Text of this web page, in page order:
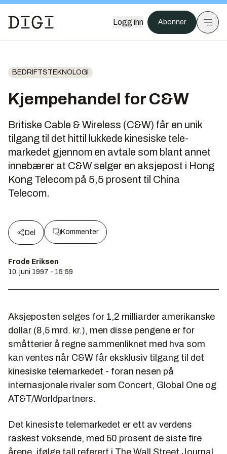
Logg inn Abonner
BEDRIFTSTEKNOLOGI
Kjempehandel for C&W
Britiske Cable & Wireless (C&W) får en unik
tilgang til det hittil lukkede kinesiske tele-
markedet gjennom en avtale som blant annet
innebærer at C&W selger en aksjepost i Hong
Kong Telecom på 5,5 prosent til China
Telecom.
Del Kommenter
Frode Eriksen
10. juni 1997 - 15:59
Aksjeposten selges for 1,2 milliarder amerikanske
dollar (8,5 mrd. kr.), men disse pengene er for
småtterier å regne sammenliknet med hva som
kan ventes når C&W får eksklusiv tilgang til det
kinesiske telemarkedet - foran nesen på
internasjonale rivaler som Concert, Global One og
AT&T/Worldpartners.
Det kinesiste telemarkedet er ett av verdens
raskest voksende, med 50 prosent de siste fire
årene, ifølge tall referert i The Wall Street Journal.